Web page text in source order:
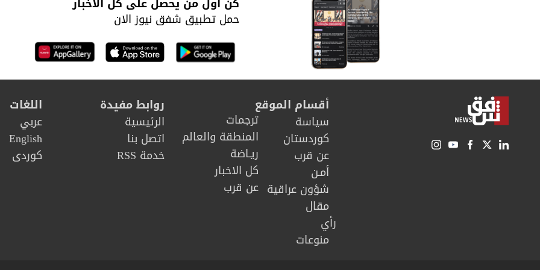
حمل تطبيق شفق نيوز الان
أقسام الموقع
سیاسة
كوردستان
عن قرب
أمـن
شؤون عراقية
مقال
رأي
منوعات
ترجمات
المنطقة والعالم
ريـاضة
كل الاخبار
عن قرب
روابط مفيدة
الرئيسية
اتصل بنا
خدمة RSS
اللغات
عربي
English
كوردى